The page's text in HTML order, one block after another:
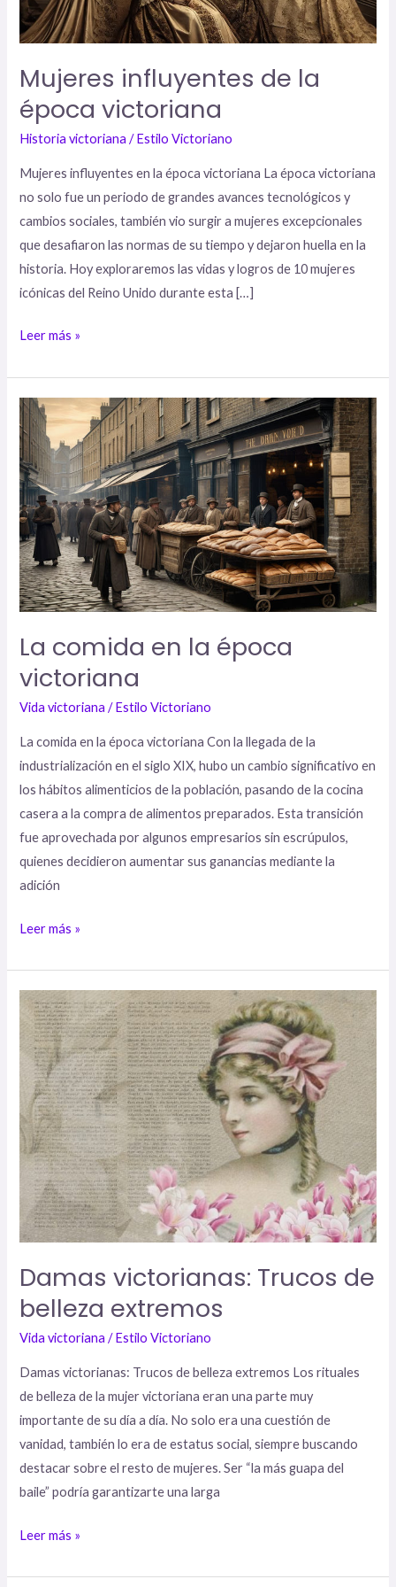
Mujeres influyentes de la
época victoriana
Historia victoriana /Estilo Victoriano
Mujeres influyentes en la época victoriana La época victoriana
no solo fue un periodo de grandes avances tecnológicos y
cambios sociales, también vio surgir a mujeres excepcionales
que desafiaron las normas de su tiempo y dejaron huella en la
historia. Hoy exploraremos las vidas y logros de 10 mujeres
icónicas del Reino Unido durante esta […]
Leer más »
La comida en la época
victoriana
Vida victoriana /Estilo Victoriano
La comida en la época victoriana Con la llegada de la
industrialización en el siglo XIX, hubo un cambio significativo en
los hábitos alimenticios de la población, pasando de la cocina
casera a la compra de alimentos preparados. Esta transición
fue aprovechada por algunos empresarios sin escrúpulos,
quienes decidieron aumentar sus ganancias mediante la
adición
La
comida
en
la
época
victoriana
Leer más »
Damas victorianas: Trucos de
belleza extremos
Vida victoriana /Estilo Victoriano
Damas victorianas: Trucos de belleza extremos Los rituales
de belleza de la mujer victoriana eran una parte muy
importante de su día a día. No solo era una cuestión de
vanidad, también lo era de estatus social, siempre buscando
destacar sobre el resto de mujeres. Ser “la más guapa del
baile” podría garantizarte una larga
Damas
victorianas:
Trucos
belleza
extremos
Leer más »